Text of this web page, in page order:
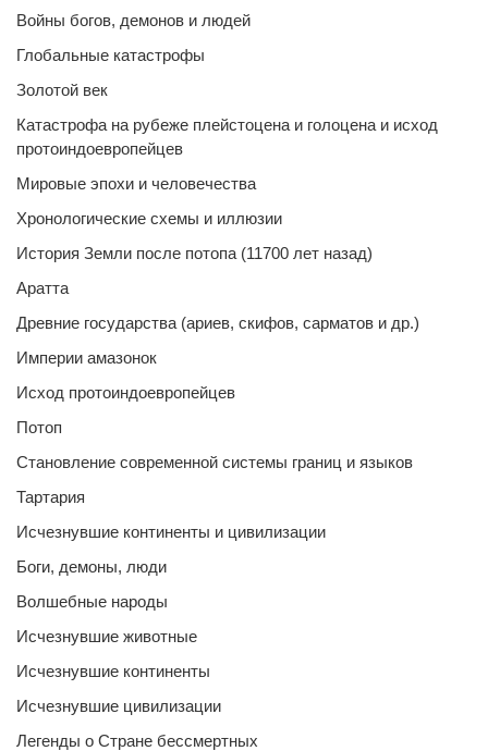
Войны богов, демонов и людей
Глобальные катастрофы
Золотой век
Катастрофа на рубеже плейстоцена и голоцена и исход
протоиндоевропейцев
Мировые эпохи и человечества
Хронологические схемы и иллюзии
История Земли после потопа (11700 лет назад)
Аратта
Древние государства (ариев, скифов, сарматов и др.)
Империи амазонок
Исход протоиндоевропейцев
Потоп
Становление современной системы границ и языков
Тартария
Исчезнувшие континенты и цивилизации
Боги, демоны, люди
Волшебные народы
Исчезнувшие животные
Исчезнувшие континенты
Исчезнувшие цивилизации
Легенды о Стране бессмертных